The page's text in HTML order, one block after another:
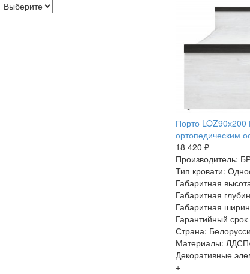
Порто LOZ90х200
ортопедическим
18 420 ₽
Производитель:
Тип кровати:
Габаритная
Габаритная
Габаритная
Гарантийный
Страна:
Материалы:
Декоративные
+